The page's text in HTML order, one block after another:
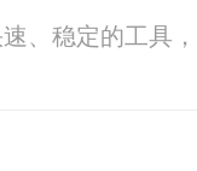
、稳定的工具